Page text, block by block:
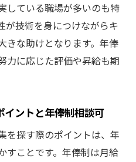
している職場が多いのも特
が技術を身につけながらキ
きな助けとなります。年俸
力に応じた評価や昇給も期
ントと年俸制相談可
を探す際のポイントは、年
すことです。年俸制は月給